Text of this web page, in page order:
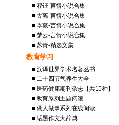
■ 程钰-言情小说合集
■ 古离-言情小说合集
■ 季薇-言情小说合集
■ 梦云-言情小说合集
■ 苏青-精选文集
教育学习
■ 汉译世界学术名著丛书
■ 二十四节气养生大全
■ 医药健康期刊杂志【共10种】
■ 教育系列主题阅读
■ 做人做事系列在线阅读
■ 话题作文大辞典